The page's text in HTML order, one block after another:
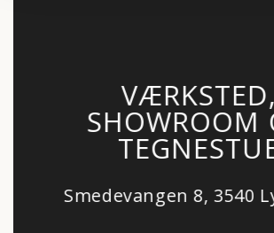
VÆRKSTED,
SHOWROOM
Smedevangen 8, 3540